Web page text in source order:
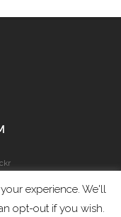
experience. We'll
opt-out if you wish.